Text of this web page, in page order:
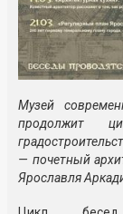
Музей
продолжит
— почетный
Ярославля